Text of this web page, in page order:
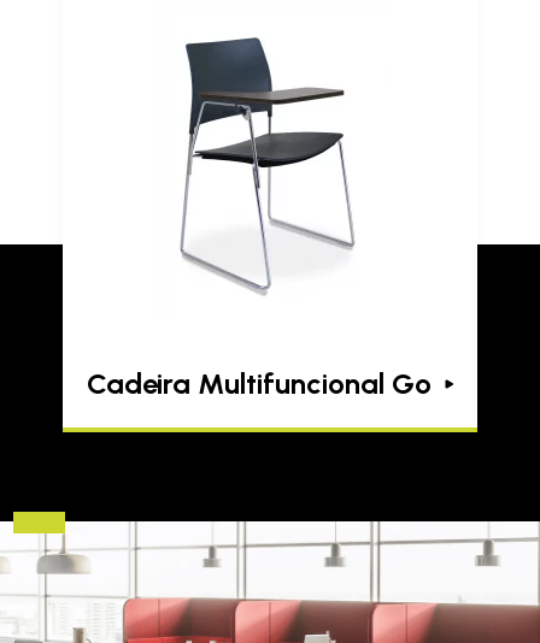
Cadeira Multifuncional Go